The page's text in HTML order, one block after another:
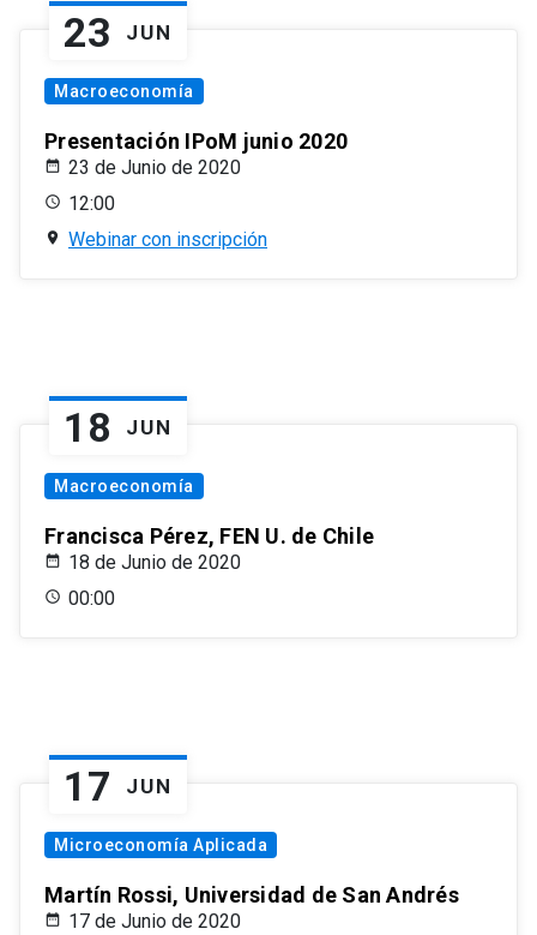
23 JUN
Macroeconomía
Presentación IPoM junio 2020
23 de Junio de 2020
12:00
Webinar con inscripción
18 JUN
Macroeconomía
Francisca Pérez, FEN U. de Chile
18 de Junio de 2020
00:00
17 JUN
Microeconomía Aplicada
Martín Rossi, Universidad de San Andrés
17 de Junio de 2020